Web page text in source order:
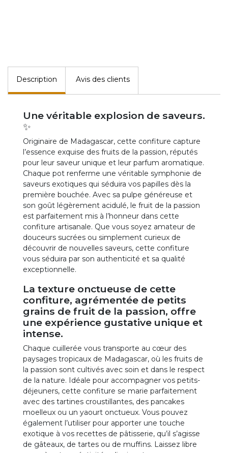
Description Avis des clients
Une véritable explosion de saveurs.
✨
Originaire de Madagascar, cette confiture capture
l’essence exquise des fruits de la passion, réputés
pour leur saveur unique et leur parfum aromatique.
Chaque pot renferme une véritable symphonie de
saveurs exotiques qui séduira vos papilles dès la
première bouchée. Avec sa pulpe généreuse et
son goût légèrement acidulé, le fruit de la passion
est parfaitement mis à l’honneur dans cette
confiture artisanale. Que vous soyez amateur de
douceurs sucrées ou simplement curieux de
découvrir de nouvelles saveurs, cette confiture
vous séduira par son authenticité et sa qualité
exceptionnelle.
La texture onctueuse de cette
confiture, agrémentée de petits
grains de fruit de la passion, offre
une expérience gustative unique et
intense.
Chaque cuillerée vous transporte au cœur des
paysages tropicaux de Madagascar, où les fruits de
la passion sont cultivés avec soin et dans le respect
de la nature. Idéale pour accompagner vos petits-
déjeuners, cette confiture se marie parfaitement
avec des tartines croustillantes, des pancakes
moelleux ou un yaourt onctueux. Vous pouvez
également l’utiliser pour apporter une touche
exotique à vos recettes de pâtisserie, qu’il s’agisse
de gâteaux, de tartes ou de muffins. Laissez libre